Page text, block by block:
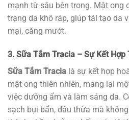
mạnh từ sâu bên trong. Mật ong
trạng da khô ráp, giúp tái tạo da
mại, căng mướt.
3. Sữa Tắm Tracia – Sự Kết
Sữa Tắm Tracia là sự kết hợp
mật ong thiên nhiên, mang lại
việc dưỡng ẩm và làm sáng da.
sạch bụi bẩn, dầu thừa mà